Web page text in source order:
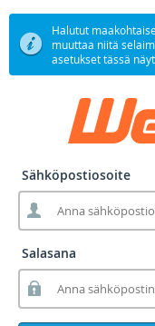
Halutut
muuttaa niitä
asetukset tässä
Sähköpostiosoite
Salasana